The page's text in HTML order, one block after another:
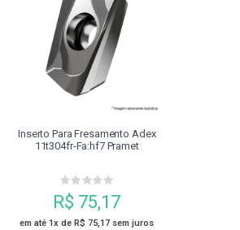
DIVISORES
MARCADOR
Inserto Para Fresamento Adex
11t304fr-Fa:hf7 Pramet
R$ 75,17
em até 1x de R$ 75,17 sem juros